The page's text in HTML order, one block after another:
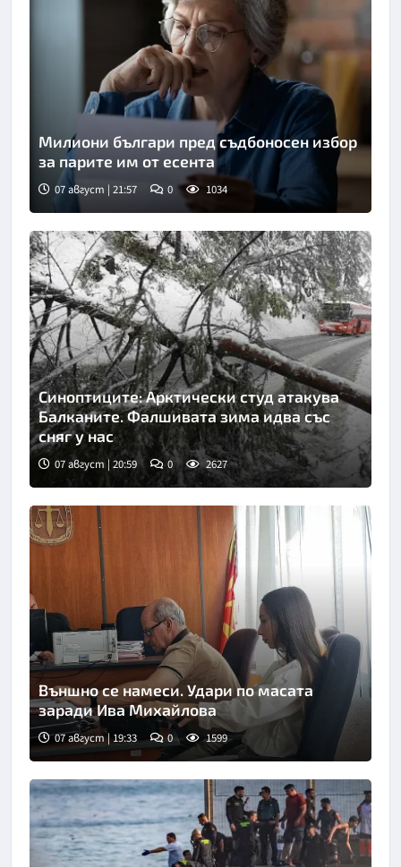
Милиони българи пред съдбоносен избор
за парите им от есента
07 август | 21:57 0 1034
Синоптиците: Арктически студ атакува
Балканите. Фалшивата зима идва със
сняг у нас
07 август | 20:59 0 2627
Външно се намеси. Удари по масата
заради Ива Михайлова
07 август | 19:33 0 1599